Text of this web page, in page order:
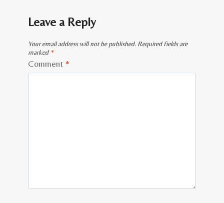
Leave a Reply
Your email address will not be published. Required fields are
marked *
Comment *